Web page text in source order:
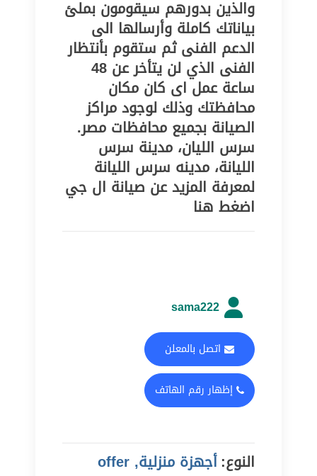
والذين بدورهم سيقومون بملئ
بياناتك كاملة وأرسالها الى
الدعم الفنى ثم ستقوم بأنتظار
الفنى الذي لن يتأخر عن 48
ساعة عمل اى كان مكان
محافظتك وذلك لوجود مراكز
الصيانة بجميع محافظات مصر.
سرس الليان، مدينة سرس
الليانة، مدينه سرس الليانة
لمعرفة المزيد عن صيانة ال جي
اضغط هنا
sama222
اتصل بالمعلن
إظهار رقم الهاتف
النوع:أجهزة منزلية, offer